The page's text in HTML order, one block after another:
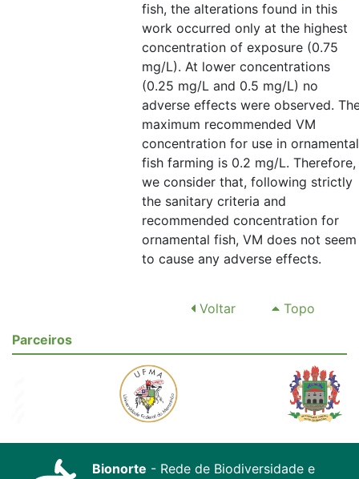
fish, the alterations found in this
work occurred only at the highest
concentration of exposure (0.75
mg/L). At lower concentrations
(0.25 mg/L and 0.5 mg/L) no
adverse effects were observed.
maximum recommended VM
concentration for use in ornamental
fish farming is 0.2 mg/L. Therefore,
we consider that, following strictly
the sanitary criteria and
recommended concentration for
ornamental fish, VM does not seem
to cause any adverse effects.
Voltar
Topo
Parceiros
Bionorte - Rede de Biodiversidade e